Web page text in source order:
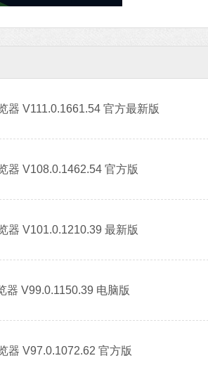
器 V111.0.1661.54 官方最新版
器 V108.0.1462.54 官方版
器 V101.0.1210.39 最新版
器 V99.0.1150.39 电脑版
器 V97.0.1072.62 官方版